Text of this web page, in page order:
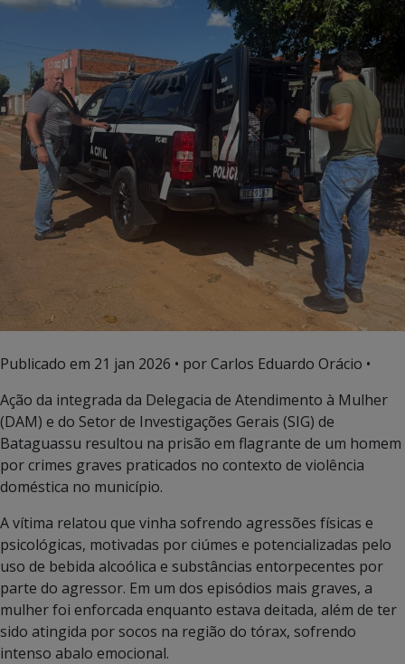
Publicado em 21 jan 2026 • por Carlos Eduardo Orácio •
Ação da integrada da Delegacia de Atendimento à Mulher
(DAM) e do Setor de Investigações Gerais (SIG) de
Bataguassu resultou na prisão em flagrante de um homem
por crimes graves praticados no contexto de violência
doméstica no município.
A vítima relatou que vinha sofrendo agressões físicas e
psicológicas, motivadas por ciúmes e potencializadas pelo
uso de bebida alcoólica e substâncias entorpecentes por
parte do agressor. Em um dos episódios mais graves, a
mulher foi enforcada enquanto estava deitada, além de ter
sido atingida por socos na região do tórax, sofrendo
intenso abalo emocional.